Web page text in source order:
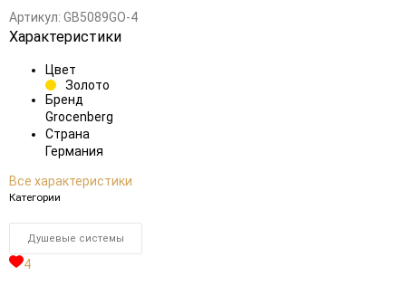
Артикул: GB5089GO-4
Характеристики
Цвет
Золото
Бренд
Grocenberg
Страна
Германия
Все характеристики
Категории
Душевые системы
4